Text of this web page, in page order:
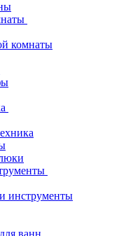
комнаты
инструменты
ванн